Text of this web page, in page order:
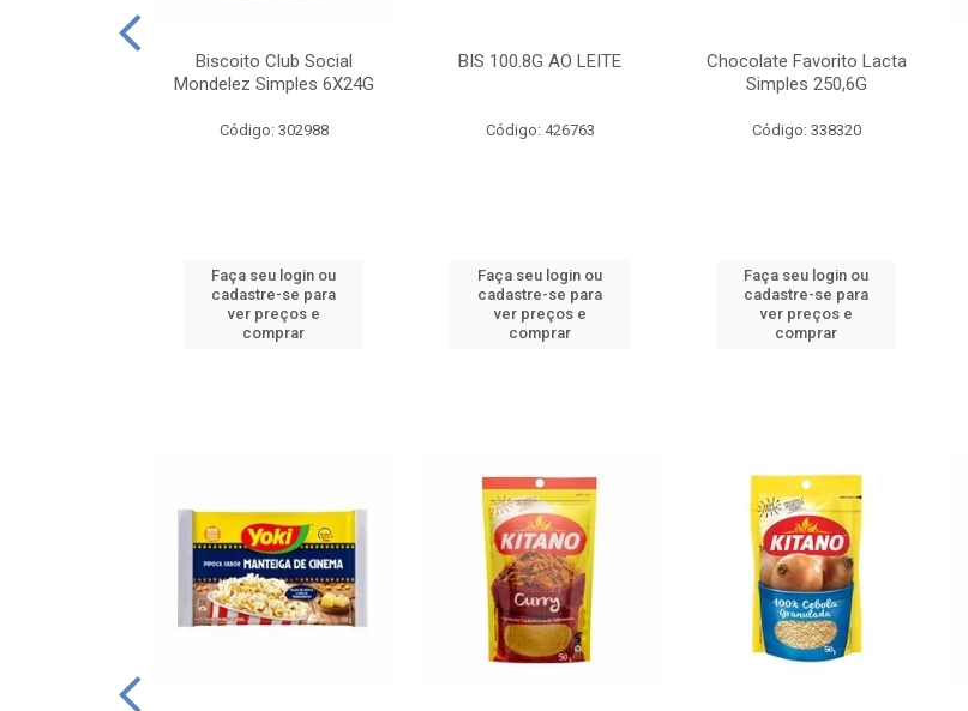
Biscoito Club Social
Mondelez Simples 6X24G
Código: 302988
Faça seu login ou
cadastre-se para
ver preços e
comprar
BIS 100.8G AO LEITE
Código: 426763
Faça seu login ou
cadastre-se para
ver preços e
comprar
Chocolate Favorito Lacta
Simples 250,6G
Código: 338320
Faça seu login ou
cadastre-se para
ver preços e
comprar